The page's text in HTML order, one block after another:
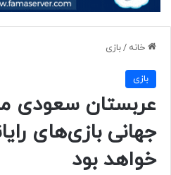
خانه /بازی
بازی
عربستان سعودی
خواهد بود